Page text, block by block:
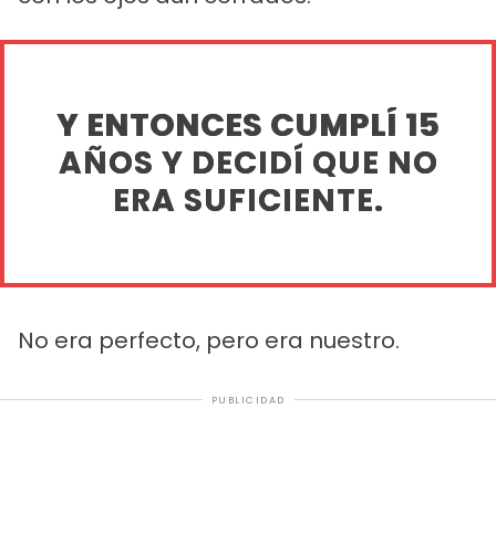
Y ENTONCES CUMPLÍ 15
AÑOS Y DECIDÍ QUE NO
ERA SUFICIENTE.
No era perfecto, pero era nuestro.
PUBLICIDAD